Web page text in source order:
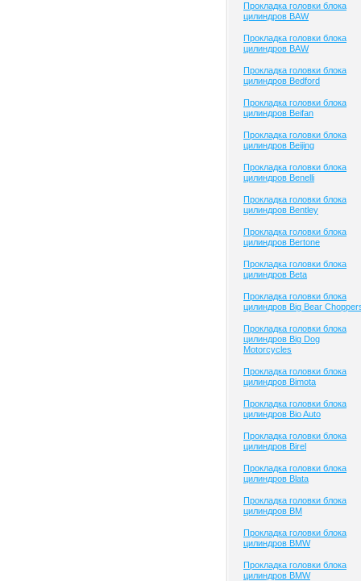
Прокладка головки блока
цилиндров BAW
Прокладка головки блока
цилиндров BAW
Прокладка головки блока
цилиндров Bedford
Прокладка головки блока
цилиндров Beifan
Прокладка головки блока
цилиндров Beijing
Прокладка головки блока
цилиндров Benelli
Прокладка головки блока
цилиндров Bentley
Прокладка головки блока
цилиндров Bertone
Прокладка головки блока
цилиндров Beta
Прокладка головки блока
цилиндров Big Bear
Прокладка головки блока
цилиндров Big Dog
Motorcycles
Прокладка головки блока
цилиндров Bimota
Прокладка головки блока
цилиндров Bio Auto
Прокладка головки блока
цилиндров Birel
Прокладка головки блока
цилиндров Blata
Прокладка головки блока
цилиндров BM
Прокладка головки блока
цилиндров BMW
Прокладка головки блока
цилиндров BMW